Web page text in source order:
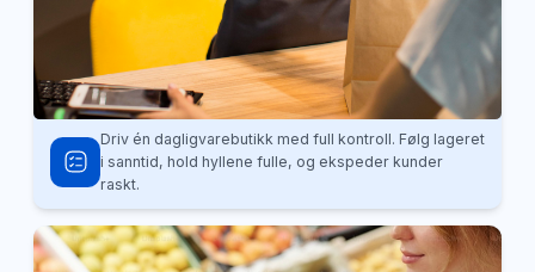
Driv én dagligvarebutikk med full kontroll. Følg lageret
i sanntid, hold hyllene fulle, og ekspeder kunder
raskt.